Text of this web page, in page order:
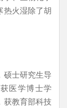
热火湿除了胡
硕士研究生导
医学博士学
获教育部科技